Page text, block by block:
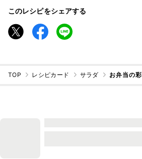
このレシピをシェアする
TOP レシピカード サラダ お弁当の